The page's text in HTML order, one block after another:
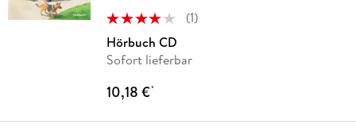
(1)
Hörbuch CD
Sofort lieferbar
10,18 €*